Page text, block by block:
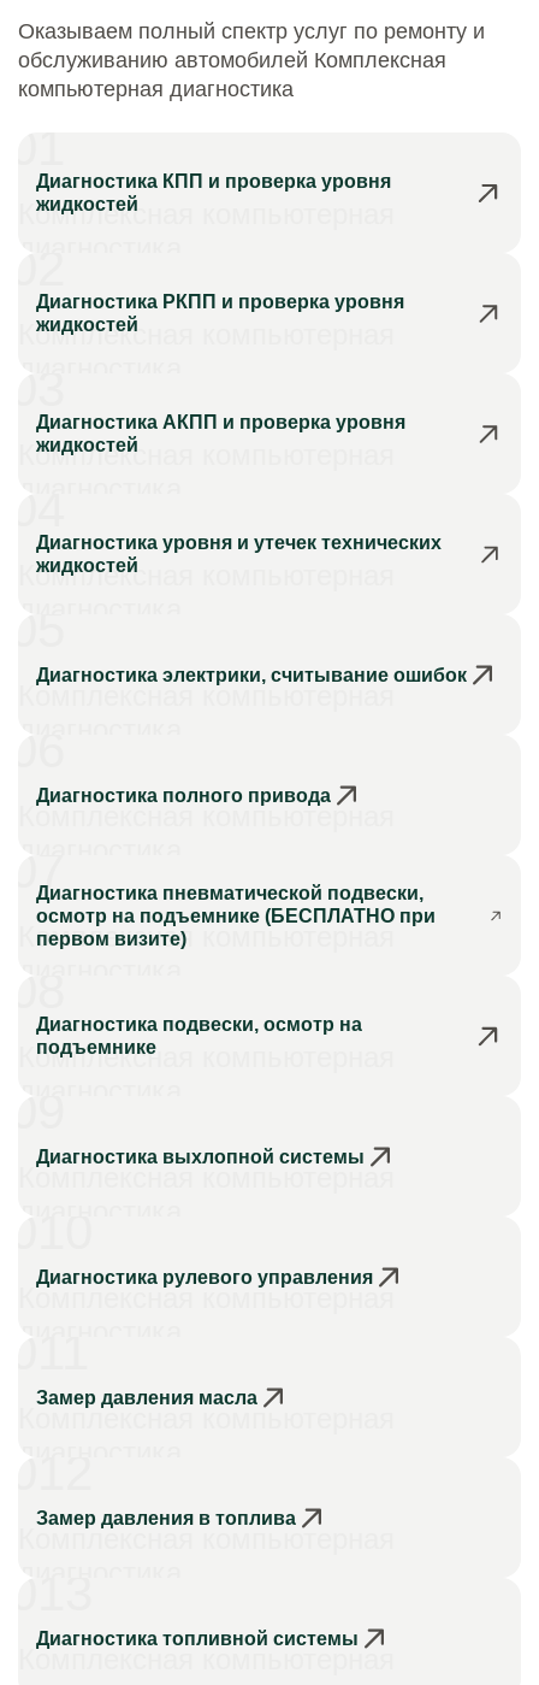
Оказываем полный спектр услуг по ремонту и
обслуживанию автомобилей Комплексная
компьютерная диагностика
Комплексная компьютерная
Диагностика КПП и проверка уровня
жидкостей
Комплексная компьютерная
Диагностика РКПП и проверка уровня
жидкостей
Комплексная компьютерная
Диагностика АКПП и проверка уровня
жидкостей
Комплексная компьютерная
Диагностика уровня и утечек технических
жидкостей
Комплексная компьютерная
Диагностика электрики, считывание ошибок
Комплексная компьютерная
Диагностика полного привода
07
Комплексная компьютерная
Диагностика пневматической подвески,
осмотр на подъемнике (БЕСПЛАТНО при
первом визите)
Комплексная компьютерная
Диагностика подвески, осмотр на
подъемнике
Комплексная компьютерная
Диагностика выхлопной системы
Комплексная компьютерная
Диагностика рулевого управления
Комплексная компьютерная
Замер давления масла
Комплексная компьютерная
Замер давления в топлива
Комплексная компьютерная
Диагностика топливной системы